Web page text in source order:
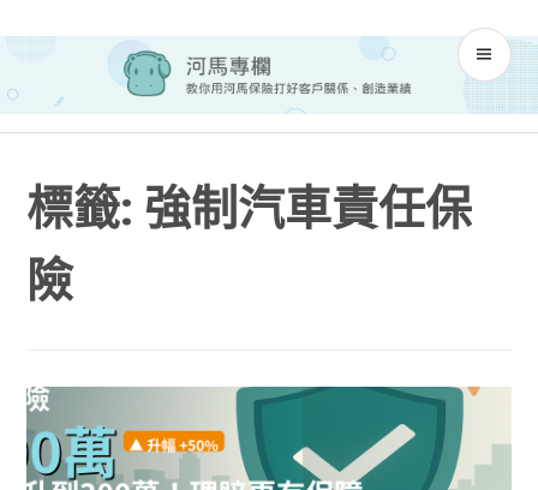
to
河馬專欄
標籤: 強制汽車責任保
險